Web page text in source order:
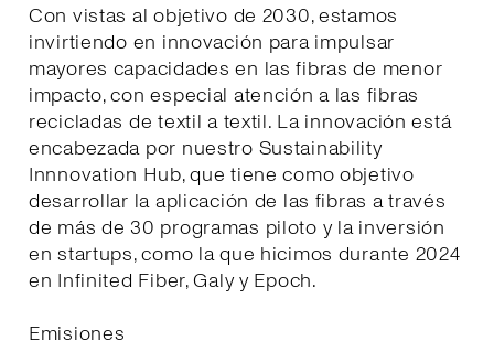
Con vistas al objetivo de 2030, estamos
invirtiendo en innovación para impulsar
mayores capacidades en las fibras de menor
impacto, con especial atención a las fibras
recicladas de textil a textil. La innovación está
encabezada por nuestro Sustainability
Innnovation Hub, que tiene como objetivo
desarrollar la aplicación de las fibras a través
de más de 30 programas piloto y la inversión
en startups, como la que hicimos durante 2024
en Infinited Fiber, Galy y Epoch.
Emisiones